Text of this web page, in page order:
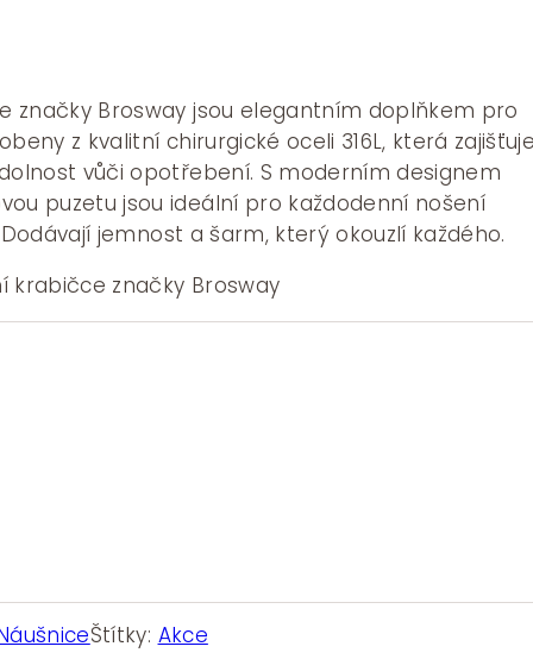
značky Brosway jsou elegantním doplňkem pro
z kvalitní chirurgické oceli 316L, která
vůči opotřebení. S moderním designem
puzetu jsou ideální pro každodenní nošení
jemnost a šarm, který okouzlí každého.
krabičce značky Brosway
Štítky: Akce